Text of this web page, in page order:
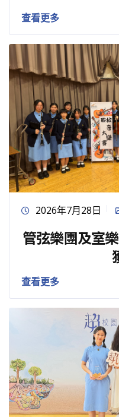
查看更多
2026年7月28日
管弦樂團及室
查看更多